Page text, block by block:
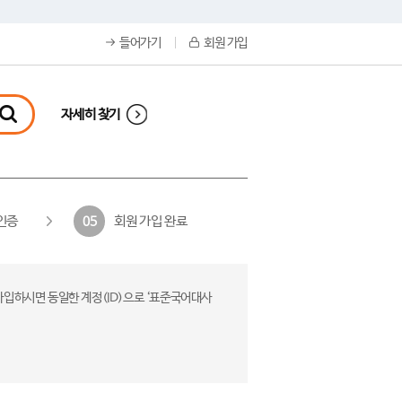
들어가기 회원 가입
자세히 찾기
증 05 회원 가입 완료
하시면 동일한 계정(ID)으로 ‘표준국어대사